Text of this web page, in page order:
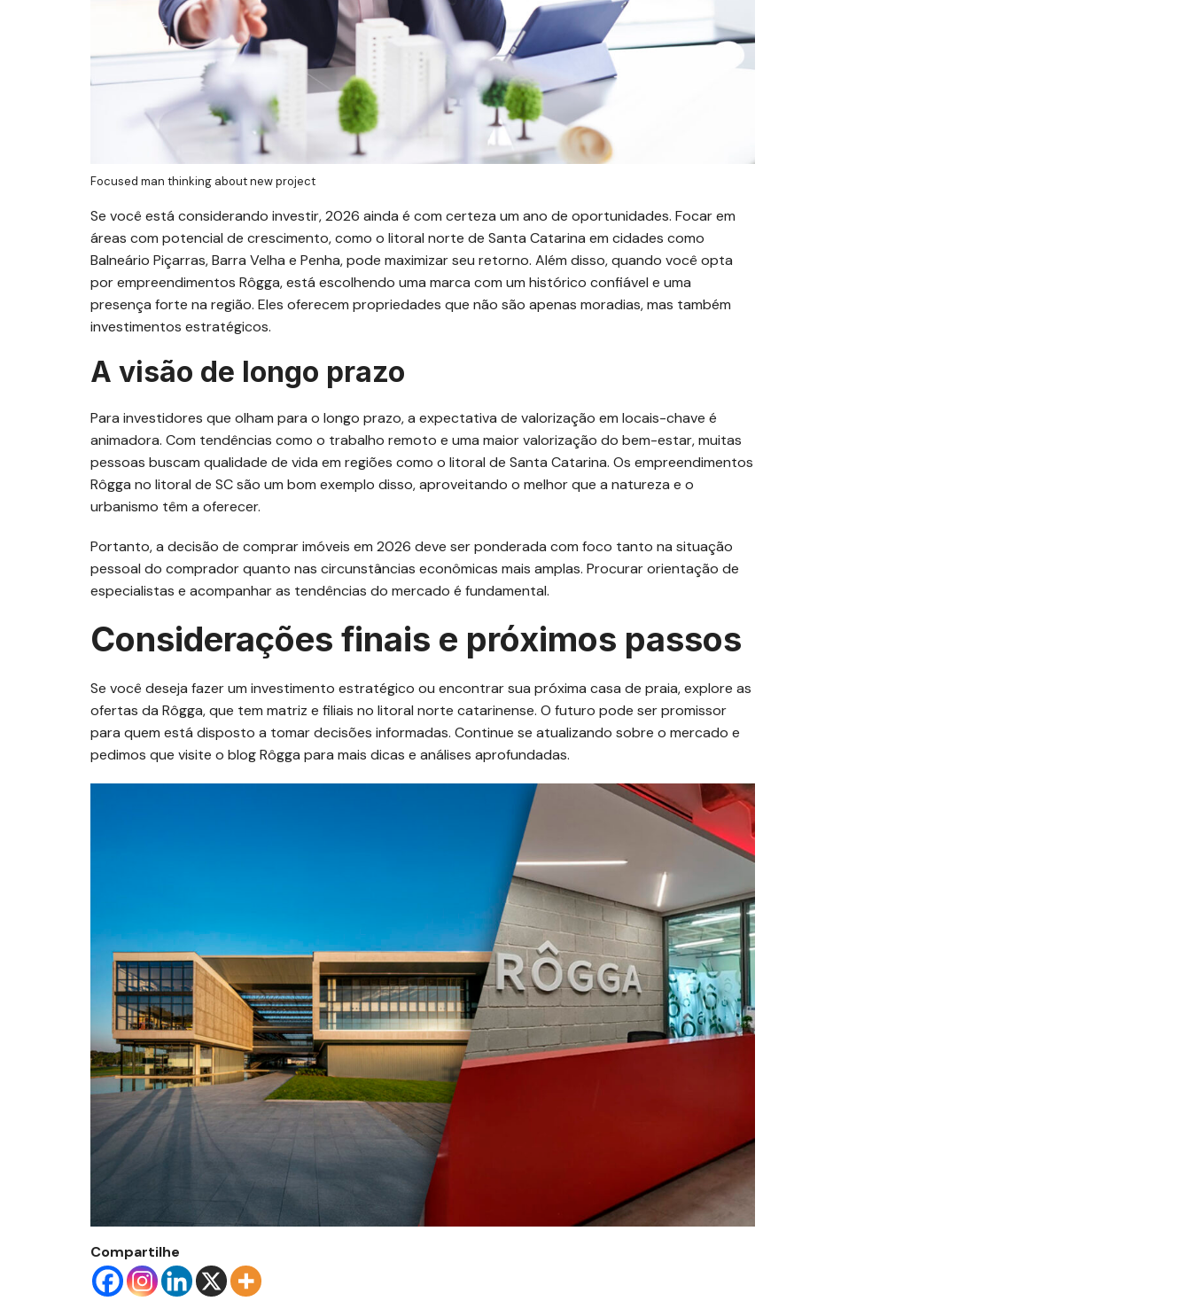
Focused man thinking about new project
Se você está considerando investir, 2026 ainda é com certeza um ano de oportunidades. Focar em
áreas com potencial de crescimento, como o litoral norte de Santa Catarina em cidades como
Balneário Piçarras, Barra Velha e Penha, pode maximizar seu retorno. Além disso, quando você opta
por empreendimentos Rôgga, está escolhendo uma marca com um histórico confiável e uma
presença forte na região. Eles oferecem propriedades que não são apenas moradias, mas também
investimentos estratégicos.
A visão de longo prazo
Para investidores que olham para o longo prazo, a expectativa de valorização em locais-chave é
animadora. Com tendências como o trabalho remoto e uma maior valorização do bem-estar, muitas
pessoas buscam qualidade de vida em regiões como o litoral de Santa Catarina. Os empreendimentos
Rôgga no litoral de SC são um bom exemplo disso, aproveitando o melhor que a natureza e o
urbanismo têm a oferecer.
Portanto, a decisão de comprar imóveis em 2026 deve ser ponderada com foco tanto na situação
pessoal do comprador quanto nas circunstâncias econômicas mais amplas. Procurar orientação de
especialistas e acompanhar as tendências do mercado é fundamental.
Considerações finais e próximos passos
Se você deseja fazer um investimento estratégico ou encontrar sua próxima casa de praia, explore as
ofertas da Rôgga, que tem matriz e filiais no litoral norte catarinense. O futuro pode ser promissor
para quem está disposto a tomar decisões informadas. Continue se atualizando sobre o mercado e
pedimos que visite o blog Rôgga para mais dicas e análises aprofundadas.
Compartilhe